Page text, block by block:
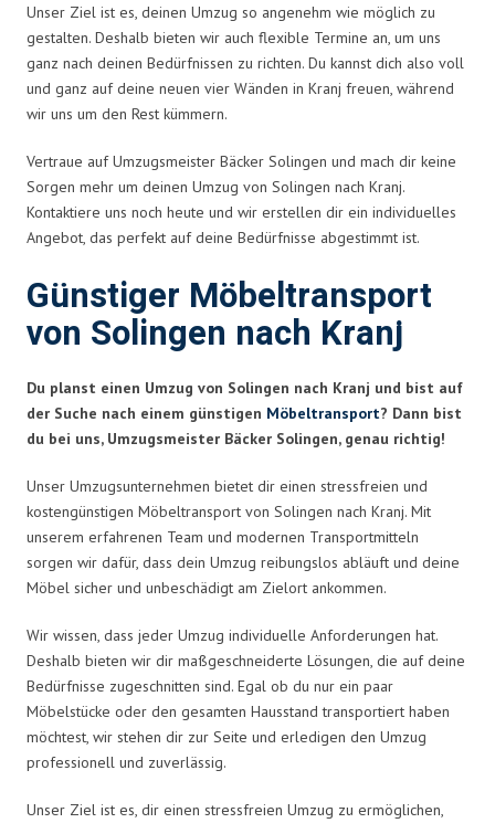
Unser Ziel ist es, deinen Umzug so angenehm wie möglich zu
gestalten. Deshalb bieten wir auch flexible Termine an, um uns
ganz nach deinen Bedürfnissen zu richten. Du kannst dich also voll
und ganz auf deine neuen vier Wänden in Kranj freuen, während
wir uns um den Rest kümmern.
Vertraue auf Umzugsmeister Bäcker Solingen und mach dir keine
Sorgen mehr um deinen Umzug von Solingen nach Kranj.
Kontaktiere uns noch heute und wir erstellen dir ein individuelles
Angebot, das perfekt auf deine Bedürfnisse abgestimmt ist.
Günstiger Möbeltransport
von Solingen nach Kranj
Du planst einen Umzug von Solingen nach Kranj und bist auf
der Suche nach einem günstigen Möbeltransport? Dann bist
du bei uns, Umzugsmeister Bäcker Solingen, genau richtig!
Unser Umzugsunternehmen bietet dir einen stressfreien und
kostengünstigen Möbeltransport von Solingen nach Kranj. Mit
unserem erfahrenen Team und modernen Transportmitteln
sorgen wir dafür, dass dein Umzug reibungslos abläuft und deine
Möbel sicher und unbeschädigt am Zielort ankommen.
Wir wissen, dass jeder Umzug individuelle Anforderungen hat.
Deshalb bieten wir dir maßgeschneiderte Lösungen, die auf deine
Bedürfnisse zugeschnitten sind. Egal ob du nur ein paar
Möbelstücke oder den gesamten Hausstand transportiert haben
möchtest, wir stehen dir zur Seite und erledigen den Umzug
professionell und zuverlässig.
Unser Ziel ist es, dir einen stressfreien Umzug zu ermöglichen,